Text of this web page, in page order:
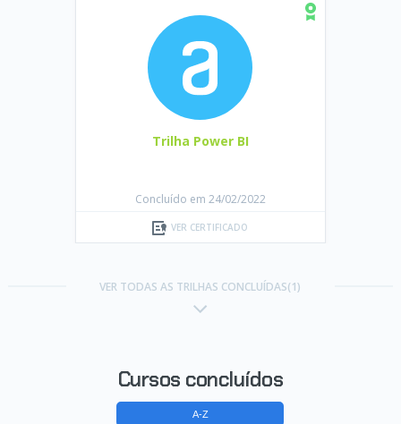
Trilha Power BI
Concluído em 24/02/2022
VER CERTIFICADO
VER TODAS AS TRILHAS CONCLUÍDAS(1)
Cursos concluídos
A-Z